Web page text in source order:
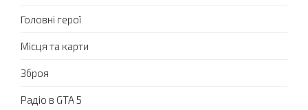
Головні герої
Місця та карти
Зброя
Радіо в GTA 5